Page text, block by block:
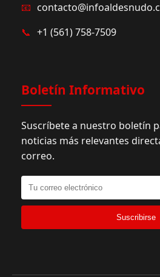
📧
📞 +1 (561) 758-7509
Boletín Informativo
Suscríbete a nuestro boletín
noticias más relevantes
correo.
Suscribirse